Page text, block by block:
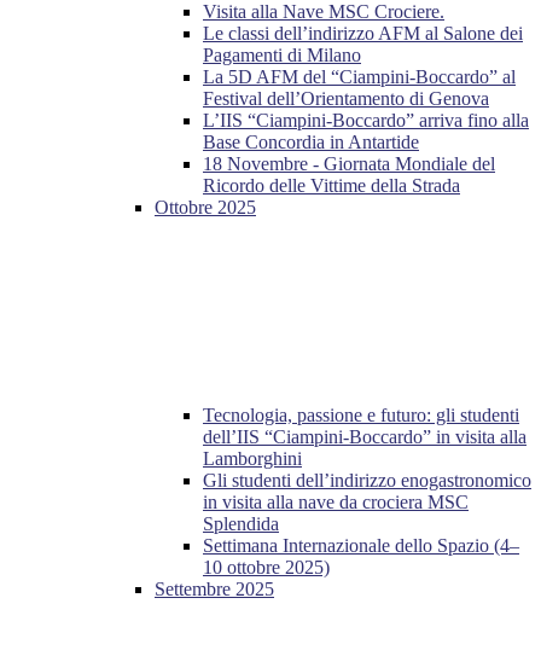
Visita alla Nave MSC Crociere.
Le classi dell’indirizzo AFM al Salone dei
Pagamenti di Milano
La 5D AFM del “Ciampini-Boccardo” al
Festival dell’Orientamento di Genova
L’IIS “Ciampini-Boccardo” arriva fino alla
Base Concordia in Antartide
18 Novembre - Giornata Mondiale del
Ricordo delle Vittime della Strada
Ottobre 2025
Tecnologia, passione e futuro: gli studenti
dell’IIS “Ciampini-Boccardo” in visita alla
Lamborghini
Gli studenti dell’indirizzo enogastronomico
in visita alla nave da crociera MSC
Splendida
Settimana Internazionale dello Spazio (4–
10 ottobre 2025)
Settembre 2025